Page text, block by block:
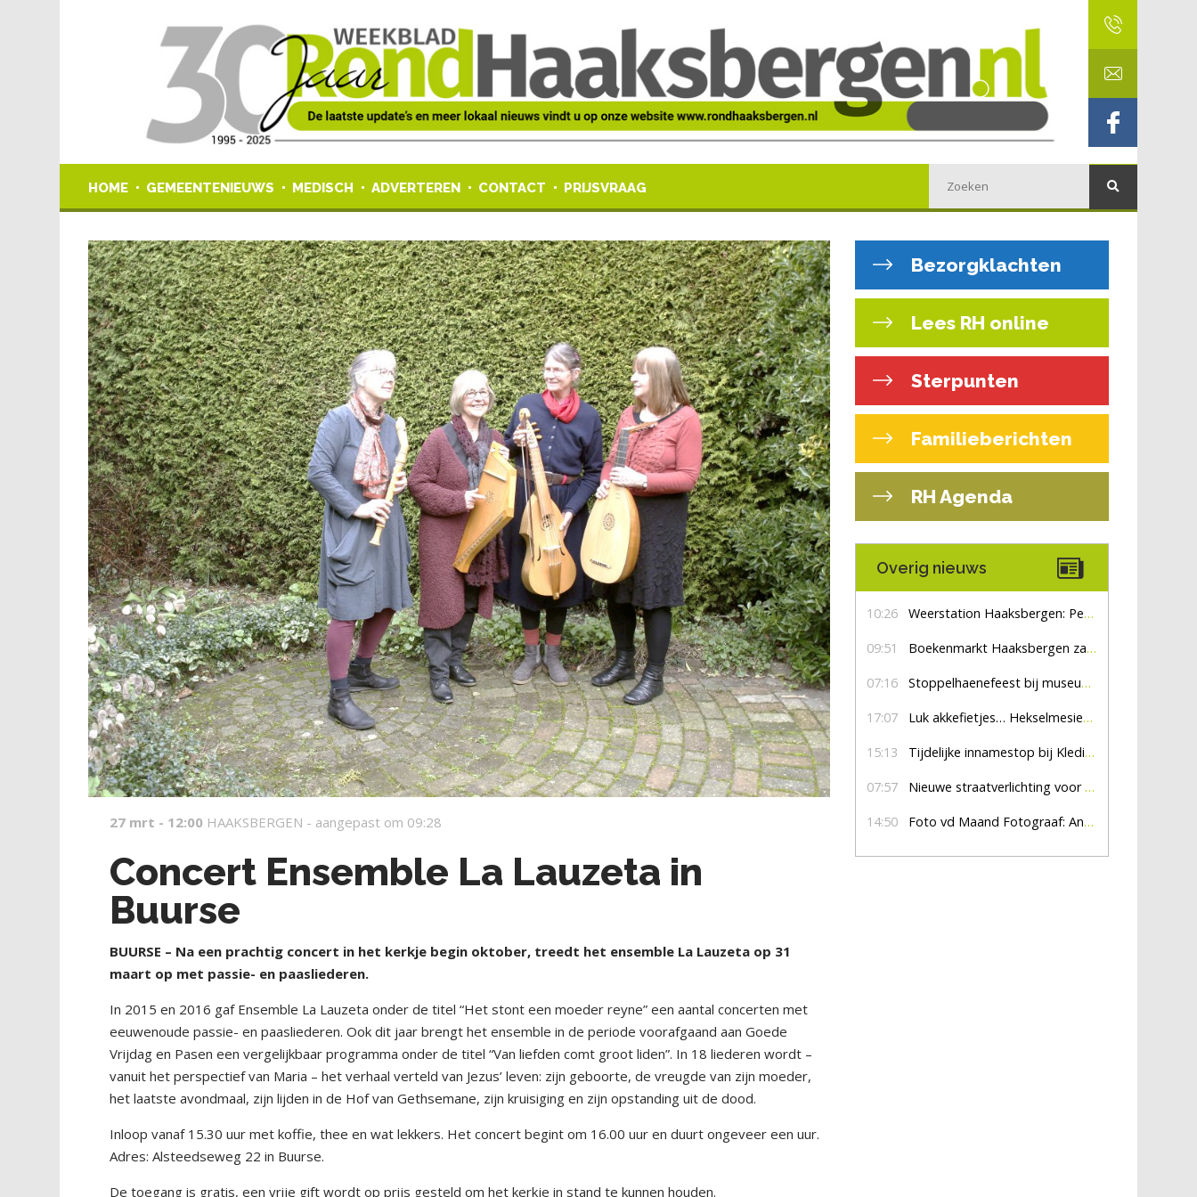
HOME GEMEENTENIEUWS MEDISCH ADVERTEREN CONTACT PRIJSVRAAG
27 mrt - 12:00 HAAKSBERGEN - aangepast om 09:28
Concert Ensemble La Lauzeta in
Buurse
BUURSE – Na een prachtig concert in het kerkje begin oktober, treedt het ensemble La Lauzeta op 31
maart op met passie- en paasliederen.
In 2015 en 2016 gaf Ensemble La Lauzeta onder de titel “Het stont een moeder reyne” een aantal concerten met
eeuwenoude passie- en paasliederen. Ook dit jaar brengt het ensemble in de periode voorafgaand aan Goede
Vrijdag en Pasen een vergelijkbaar programma onder de titel “Van liefden comt groot liden”. In 18 liederen wordt –
vanuit het perspectief van Maria – het verhaal verteld van Jezus’ leven: zijn geboorte, de vreugde van zijn moeder,
het laatste avondmaal, zijn lijden in de Hof van Gethsemane, zijn kruisiging en zijn opstanding uit de dood.
Inloop vanaf 15.30 uur met koffie, thee en wat lekkers. Het concert begint om 16.00 uur en duurt ongeveer een uur.
Adres: Alsteedseweg 22 in Buurse.
De toegang is gratis, een vrije gift wordt op prijs gesteld om het kerkje in stand te kunnen houden.
Bezorgklachten
Lees RH online
Sterpunten
Familieberichten
RH Agenda
Overig nieuws
10:26 Weerstation Haaksbergen: Perioden met zon en droog
09:51 Boekenmarkt Haaksbergen zaterdag 8 augustus, marktplein Haaksbergen
07:16 Stoppelhaenefeest bij museum De Lebbenbrugge
17:07 Luk akkefietjes… HekselmesienHarry
15:13 Tijdelijke innamestop bij Kledingbank Stefania
07:57 Nieuwe straatverlichting voor De Veldmaat en De Pas
14:50 Foto vd Maand Fotograaf: Anna Jalving